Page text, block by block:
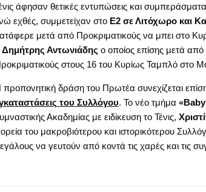
άφησαν θετικές εντυπώσεις και
εχθές, συμμετείχαν στο Ε2 σε Λιτόχωρο και
μετά από Προκριματικούς να μπει στο
Δημήτρης Αντωνιάδης ο οποίος επίσης μετά
στους 16 του Κυρίως Ταμπλό στο
προπονητική δράση του Πρωτέα συνεχίζεται
του Συλλόγου. Το νέο τμήμα «Baby
Ακαδημίας με ειδίκευση το Τένις,
του μακροβιότερου και ιστορικότερου
να γευτούν από κοντά τις χαρές και τις